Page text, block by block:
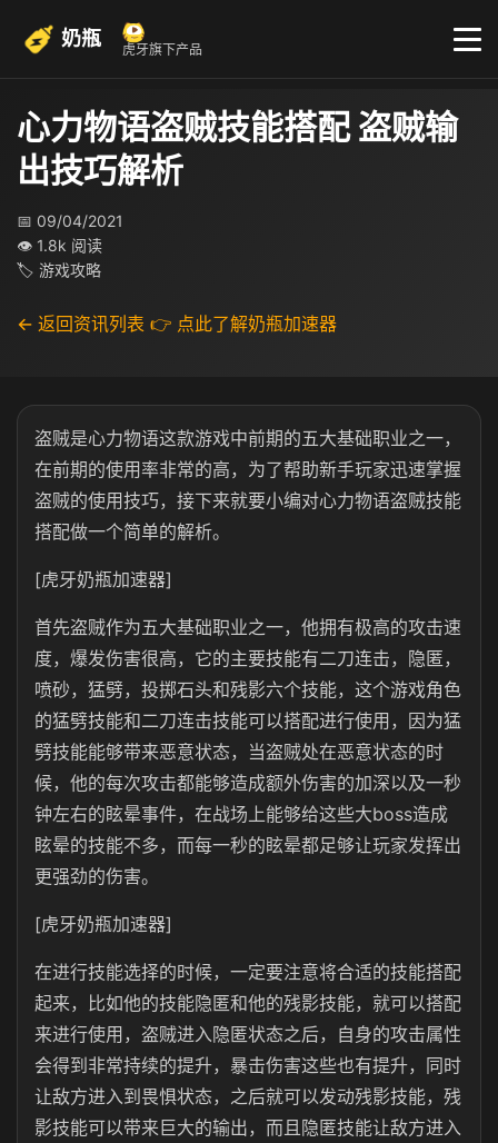
奶瓶 虎牙旗下产品
心力物语盗贼技能搭配 盗贼输
出技巧解析
📅 09/04/2021
👁 1.8k 阅读
🏷 游戏攻略
← 返回资讯列表 👉 点此了解奶瓶加速器
盗贼是心力物语这款游戏中前期的五大基础职业之一，
在前期的使用率非常的高，为了帮助新手玩家迅速掌握
盗贼的使用技巧，接下来就要小编对心力物语盗贼技能
搭配做一个简单的解析。
[虎牙奶瓶加速器]
首先盗贼作为五大基础职业之一，他拥有极高的攻击速
度，爆发伤害很高，它的主要技能有二刀连击，隐匿，
喷砂，猛劈，投掷石头和残影六个技能，这个游戏角色
的猛劈技能和二刀连击技能可以搭配进行使用，因为猛
劈技能能够带来恶意状态，当盗贼处在恶意状态的时
候，他的每次攻击都能够造成额外伤害的加深以及一秒
钟左右的眩晕事件，在战场上能够给这些大boss造成
眩晕的技能不多，而每一秒的眩晕都足够让玩家发挥出
更强劲的伤害。
[虎牙奶瓶加速器]
在进行技能选择的时候，一定要注意将合适的技能搭配
起来，比如他的技能隐匿和他的残影技能，就可以搭配
来进行使用，盗贼进入隐匿状态之后，自身的攻击属性
会得到非常持续的提升，暴击伤害这些也有提升，同时
让敌方进入到畏惧状态，之后就可以发动残影技能，残
影技能可以带来巨大的输出，而且隐匿技能让敌方进入